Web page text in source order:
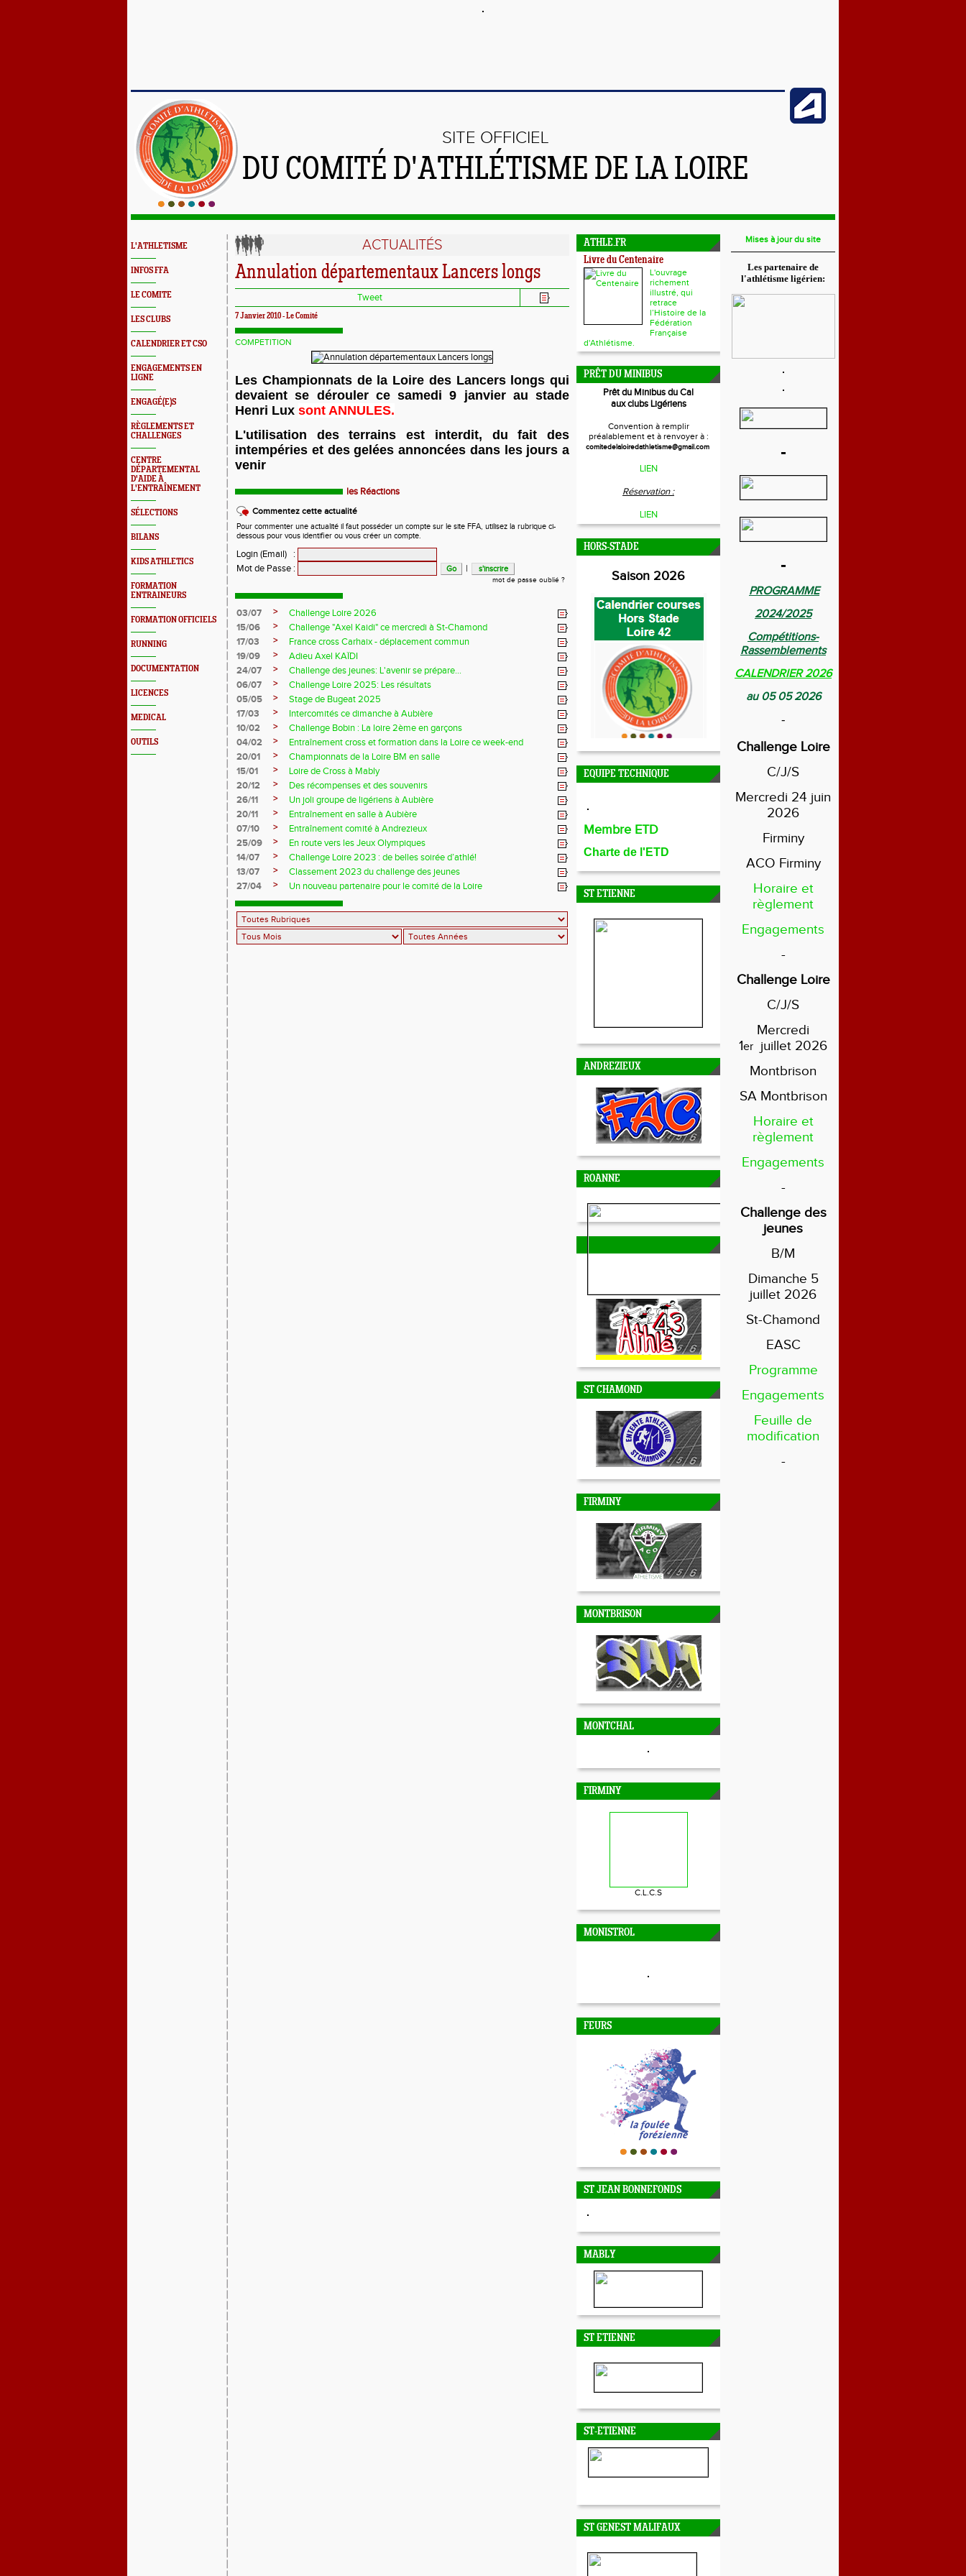
SITE OFFICIEL
DU COMITÉ D'ATHLÉTISME DE LA LOIRE
L'ATHLETISME
INFOS FFA
LE COMITE
LES CLUBS
CALENDRIER ET CSO
ENGAGEMENTS EN
LIGNE
ENGAGÉ(E)S
RÈGLEMENTS ET
CHALLENGES
CENTRE
DÉPARTEMENTAL
D'AIDE À
L'ENTRAÎNEMENT
SÉLECTIONS
BILANS
KIDS ATHLETICS
FORMATION
ENTRAINEURS
FORMATION OFFICIELS
RUNNING
DOCUMENTATION
LICENCES
MEDICAL
OUTILS
ACTUALITÉS
Annulation départementaux Lancers longs
Tweet
7 Janvier 2010 - Le Comité
COMPETITION
Les Championnats de la Loire des Lancers longs qui
devaient se dérouler ce samedi 9 janvier au stade
Henri Lux sont ANNULES.
L'utilisation des terrains est interdit, du fait des
intempéries et des gelées annoncées dans les jours a
venir
les Réactions
Commentez cette actualité
Pour commenter une actualité il faut posséder un compte sur le site FFA, utilisez la rubrique ci-
dessous pour vous identifier ou vous créer un compte.
Login (Email)
:
Mot de Passe : |
mot de passe oublié ?
03/07 >
Challenge Loire 2026
15/06
>
Challenge "Axel Kaidi" ce mercredi à St-Chamond
17/03
>
France cross Carhaix - déplacement commun
19/09
>
Adieu Axel KAÏDI
24/07
>
Challenge des jeunes: L'avenir se prépare...
06/07
>
Challenge Loire 2025: Les résultats
05/05
>
Stage de Bugeat 2025
17/03
>
Intercomités ce dimanche à Aubière
10/02
>
Challenge Bobin : La loire 2ème en garçons
04/02
>
Entraînement cross et formation dans la Loire ce week-end
20/01
>
Championnats de la Loire BM en salle
15/01
>
Loire de Cross à Mably
20/12
>
Des récompenses et des souvenirs
26/11
>
Un joli groupe de ligériens à Aubière
20/11
>
Entraînement en salle à Aubière
07/10
>
Entraînement comité à Andrezieux
25/09
>
En route vers les Jeux Olympiques
14/07
>
Challenge Loire 2023 : de belles soirée d’athlé!
13/07
>
Classement 2023 du challenge des jeunes
27/04
> Un nouveau partenaire pour le comité de la Loire
ATHLE.FR
Livre du Centenaire
L'ouvrage
richement
illustré, qui
retrace
l’Histoire de la
Fédération
Française
d'Athlétisme.
PRÊT DU MINIBUS
Prêt du Minibus du Cal
aux clubs Ligériens
Convention à remplir
préalablement et à renvoyer à :
comitedelaloiredathletisme@gmail.com
LIEN
Réservation :
LIEN
HORS-STADE
Saison 2026
EQUIPE TECHNIQUE
Membre ETD
Charte de l'ETD
ST ETIENNE
ANDREZIEUX
ROANNE
DUNIERES
ST CHAMOND
FIRMINY
MONTBRISON
MONTCHAL
FIRMINY
C.L.C.S
MONISTROL
FEURS
ST JEAN BONNEFONDS
MABLY
ST ETIENNE
ST-ETIENNE
ST GENEST MALIFAUX
Mises à jour du site
Les partenaire de
l'athlétisme ligérien:
-
-
PROGRAMME
2024/2025
Compétitions-
Rassemblements
CALENDRIER 2026
au 05 05 2026
-
Challenge Loire
C/J/S
Mercredi 24 juin
2026
Firminy
ACO Firminy
Horaire et
règlement
Engagements
-
Challenge Loire
C/J/S
Mercredi
1er juillet 2026
Montbrison
SA Montbrison
Horaire et
règlement
Engagements
-
Challenge des
jeunes
B/M
Dimanche 5
juillet 2026
St-Chamond
EASC
Programme
Engagements
Feuille de
modification
-